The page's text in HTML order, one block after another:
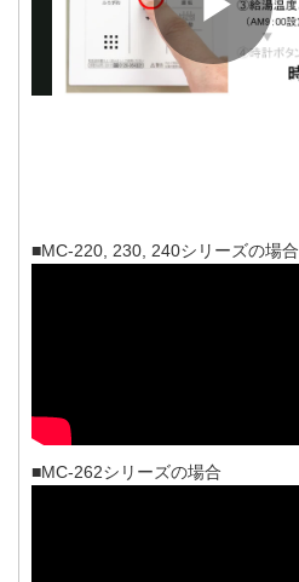
■MC-220, 230, 240シリーズの場合
■MC-262シリーズの場合